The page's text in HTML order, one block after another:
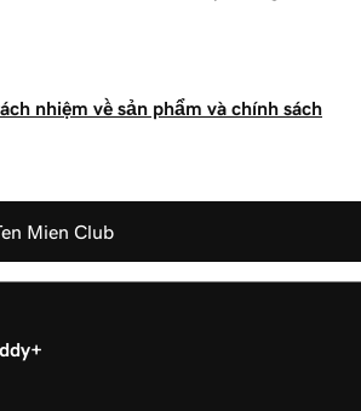
nhiệm về sản phẩm và chính sách
Mien Club